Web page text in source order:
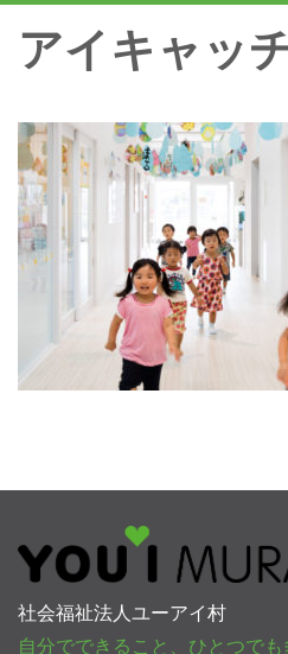
アイキャッ
社会福祉法人ユーアイ村
自分でできること、ひとつでも